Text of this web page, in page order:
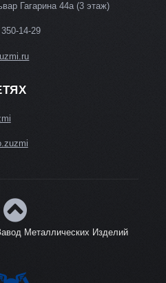
Гагарина 44а (3 этаж)
14-29
Металлических Изделий